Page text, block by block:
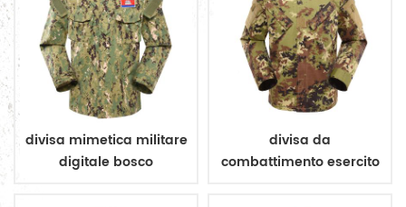
divisa mimetica militare
digitale bosco
divisa da
combattimento esercito